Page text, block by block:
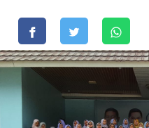
Dukung
Helldy-
Alawi